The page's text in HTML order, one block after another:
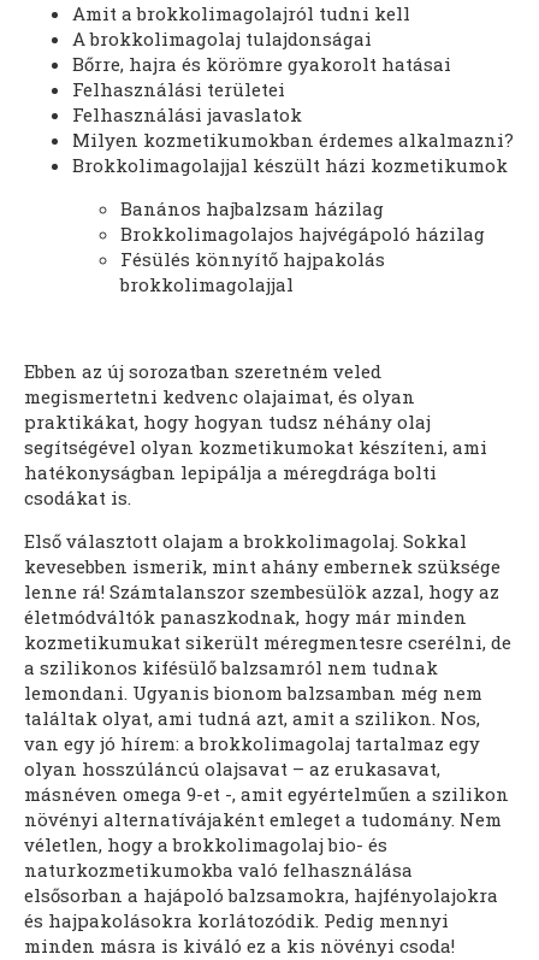
Amit a brokkolimagolajról tudni kell
A brokkolimagolaj tulajdonságai
Bőrre, hajra és körömre gyakorolt hatásai
Felhasználási területei
Felhasználási javaslatok
Milyen kozmetikumokban érdemes alkalmazni?
Brokkolimagolajjal készült házi kozmetikumok
Banános hajbalzsam házilag
Brokkolimagolajos hajvégápoló házilag
Fésülés könnyítő hajpakolás
brokkolimagolajjal
Ebben az új sorozatban szeretném veled
megismertetni kedvenc olajaimat, és olyan
praktikákat, hogy hogyan tudsz néhány olaj
segítségével olyan kozmetikumokat készíteni, ami
hatékonyságban lepipálja a méregdrága bolti
csodákat is.
Első választott olajam a brokkolimagolaj. Sokkal
kevesebben ismerik, mint ahány embernek szüksége
lenne rá! Számtalanszor szembesülök azzal, hogy az
életmódváltók panaszkodnak, hogy már minden
kozmetikumukat sikerült méregmentesre cserélni, de
a szilikonos kifésülő balzsamról nem tudnak
lemondani. Ugyanis bionom balzsamban még nem
találtak olyat, ami tudná azt, amit a szilikon. Nos,
van egy jó hírem: a brokkolimagolaj tartalmaz egy
olyan hosszúláncú olajsavat – az erukasavat,
másnéven omega 9-et -, amit egyértelműen a szilikon
növényi alternatívájaként emleget a tudomány. Nem
véletlen, hogy a brokkolimagolaj bio- és
naturkozmetikumokba való felhasználása
elsősorban a hajápoló balzsamokra, hajfényolajokra
és hajpakolásokra korlátozódik. Pedig mennyi
minden másra is kiváló ez a kis növényi csoda!